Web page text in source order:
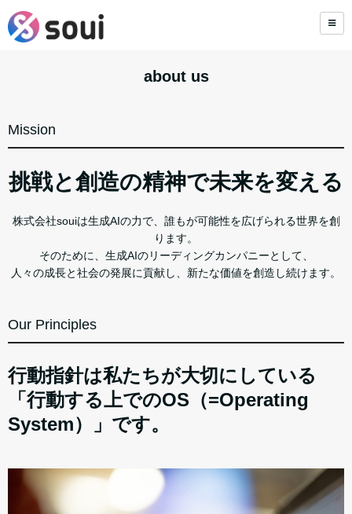
about us
Mission
挑戦と創造の精神で未来を変える
株式会社souiは生成AIの力で、誰もが可能性を広げられる世界を創
ります。
そのために、生成AIのリーディングカンパニーとして、
人々の成長と社会の発展に貢献し、新たな価値を創造し続けます。
Our Principles
行動指針は私たちが大切にしている
「行動する上でのOS（=Operating
System）」です。